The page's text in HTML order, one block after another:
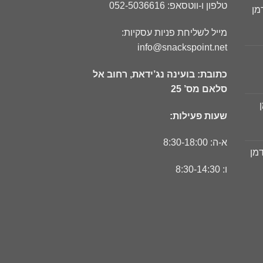
טלפון ו-ווטסאפ: 052-5036616
מייל לשליחת פניות עסקיות:
info@snackspoint.net
כתובת: בועינה נג’ידאת, רחוב אל
סלאם מס’ 25
שעות פעילות:
א-ה: 8:30-18:00
ו: 8:30-14:30